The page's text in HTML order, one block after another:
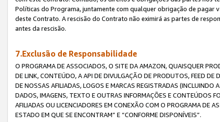
Políticas do Programa, juntamente com qualquer obrigação de
deste Contrato. A rescisão do Contrato não eximirá as partes de
antes da rescisão.
7.Exclusão de Responsabilidade
O PROGRAMA DE ASSOCIADOS, O SITE DA AMAZON, QUAISQUER
DE LINK, CONTEÚDO, A API DE DIVULGAÇÃO DE PRODUTOS, FEED
DE NOSSAS AFILIADAS, LOGOS E MARCAS REGISTRADAS
DADOS, IMAGENS, TEXTO E OUTRAS INFORMAÇÕES E CONTEÚDOS
AFILIADAS OU LICENCIADORES EM CONEXÃO COM O PROGRAMA DE
ESTADO EM QUE SE ENCONTRAM” E “CONFORME DISPONÍVEIS”.